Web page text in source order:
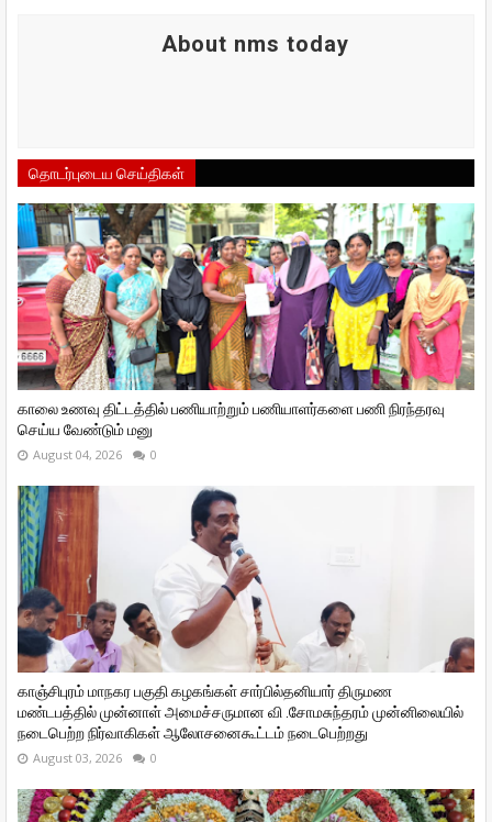
About nms today
தொடர்புடைய செய்திகள்
காலை உணவு திட்டத்தில் பணியாற்றும் பணியாளர்களை பணி நிரந்தரவு
செய்ய வேண்டும் மனு
August 04, 2026 0
காஞ்சிபுரம் மாநகர பகுதி கழகங்கள் சார்பில்தனியார் திருமண
மண்டபத்தில் முன்னாள் அமைச்சருமான வி ‌.சோமசுந்தரம் முன்னிலையில்
நடைபெற்ற நிர்வாகிகள் ஆலோசனைகூட்டம் நடைபெற்றது
August 03, 2026 0